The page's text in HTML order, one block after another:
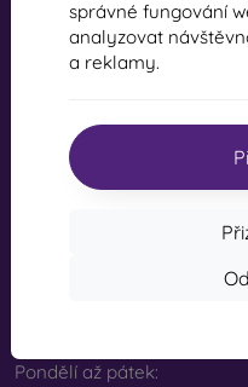
správné fungování
analyzovat
a reklamy.
44547722
SK2022734318
Pondělí až pátek: